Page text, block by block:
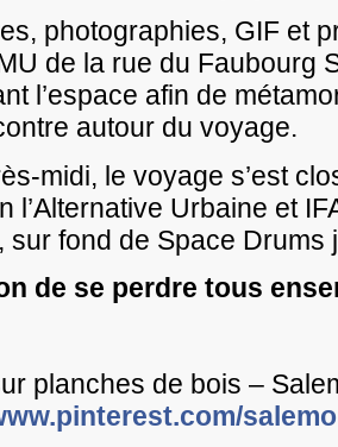
photographies, GIF et
de la rue du Faubourg
l’espace afin de
autour du voyage.
midi, le voyage s’est
l’Alternative Urbaine et
sur fond de Space Drums
de se perdre tous
planches de bois –